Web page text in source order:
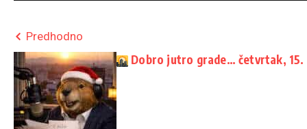
Predhodno
Dobro jutro grade… četvrtak, 15.